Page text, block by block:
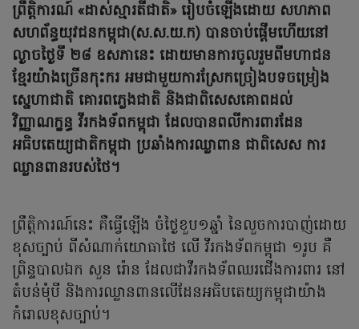
ព្រឹត្តិការណ៍ «ដាស់ស្មារតីជាតិ» រៀបចំឡើងដោយ សហភាព
សហព័ន្ធយុវជនកម្ពុជា(ស.ស.យ.ក) បានចាប់ផ្តើមហើយនៅ
ល្ងាចថ្ងៃទី ២៨ ឧសភានេះ ដោយមានការចូលរួមពីមហាជន
ខ្មែរយ៉ាងច្រើនកុះករ អមជាមួយការស្រែកច្រៀងបទចម្រៀង
ស្នេហាជាតិ គោរពភ្លេងជាតិ និងជាពិសេសគោពដល់
វិញ្ញាណក្ខន្ធ វីរកងទ័ពកម្ពុជា ដែលបានពលីការពារដែន
អធិបតេយ្យជាតិកម្ពុជា ប្រឆាំងការឈ្លាពាន ជាពិសេស ការ
ឈ្លានពានរបស់ថៃ។
ព្រឹត្តិការណ៍នេះ គឺធ្វើឡើង ចំថ្ងៃខួប១ឆ្នាំ នៃលួចការបាញ់ដោយ
ខុសច្បាប់ ពីសំណាក់យោធាថៃ លើ វីរកងទ័ពកម្ពុជា ១រូប គឺ
ព្រិន្ទបាលឯក សួន រ៉ោន ដែលជាវីរកងទ័ពឈរជើងការពារ នៅ
តំបន់មុំបី និងការឈ្លានពានលើដែនអធិបតេយ្យកម្ពុជាយ៉ាង
កំរោលខុសច្បាប់។